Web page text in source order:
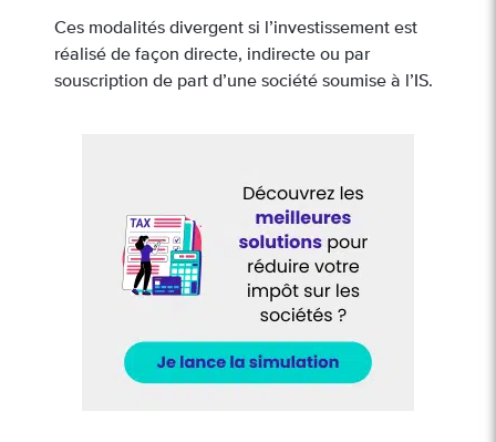
Ces modalités divergent si l’investissement est
réalisé de façon directe, indirecte ou par
souscription de part d’une société soumise à l’IS.